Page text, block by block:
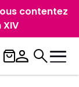
contentez